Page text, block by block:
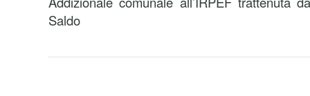
Saldo